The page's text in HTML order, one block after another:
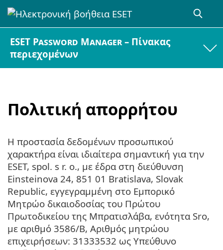
ESET Password Manager – Πίνακας
περιεχομένων
Πολιτική απορρήτου
Η προστασία δεδομένων προσωπικού
χαρακτήρα είναι ιδιαίτερα σημαντική για την
ESET, spol. s r. o., με έδρα στη διεύθυνση
Einsteinova 24, 851 01 Bratislava, Slovak
Republic, εγγεγραμμένη στο Εμπορικό
Μητρώο δικαιοδοσίας του Πρώτου
Πρωτοδικείου της Μπρατισλάβα, ενότητα Sro,
με αριθμό 3586/B, Αριθμός μητρώου
επιχειρήσεων: 31333532 ως Υπεύθυνο